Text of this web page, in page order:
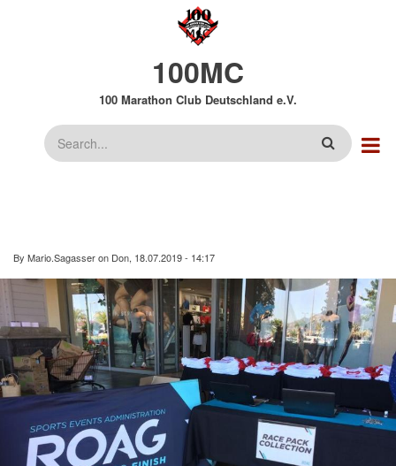
100MC
100 Marathon Club Deutschland e.V.
Suche
By Mario.Sagasseron Don, 18.07.2019 - 14:17